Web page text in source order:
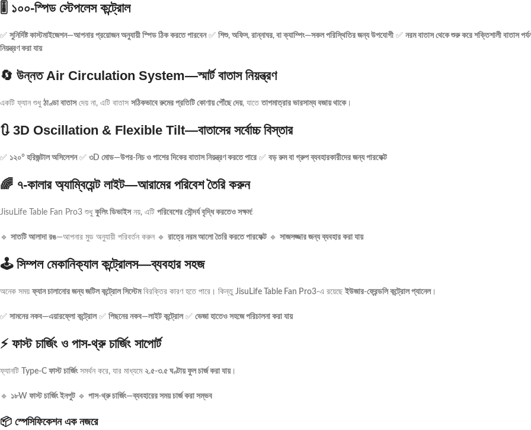
🎚️ ১০০-স্পিড স্টেপলেস কন্ট্রোল
✅ সুনির্দিষ্ট কাস্টমাইজেশন—আপনার প্রয়োজন অনুযায়ী স্পিড ঠিক করতে পারবেন✅ শিশু, অফিস, রান্নাঘর, বা ক্যাম্পিং—সকল পরিস্থিতির জন্য উপযোগী ✅ নরম বাতাস থেকে শুরু করে শক্তিশালী বাতাস
নিয়ন্ত্রণ করা যায়
🔄 উন্নত Air Circulation System—স্মার্ট বাতাস নিয়ন্ত্রণ
একটি ফ্যান শুধু ঠাণ্ডা বাতাসদেয় না, এটি বাতাস সঠিকভাবে রুমের প্রতিটি কোণায় পৌঁছে দেয়, যাতেতাপমাত্রার ভারসাম্য বজায় থাকে।
🔃 3D Oscillation & Flexible Tilt—বাতাসের সর্বোচ্চ বিস্তার
✅ ১২০° হরিজন্টাল অসিলেশন✅ ৩D মোড—উপর-নিচ ও পাশের দিকের বাতাস নিয়ন্ত্রণ করতে পারে ✅ বড় রুম বা গ্রুপ ব্যবহারকারীদের জন্য পারফেক্ট
🌈 ৭-কালার অ্যাম্বিয়েন্ট লাইট—আরামের পরিবেশ তৈরি করুন
JisuLife Table Fan Pro3 শুধু কুলিং ডিভাইসনয়, এটি পরিবেশের সৌন্দর্য বৃদ্ধি করতেও সক্ষম!
🔹 সাতটি আলাদা রঙ—আপনার মুড অনুযায়ী পরিবর্তন করুন 🔹 রাত্রে নরম আলো তৈরি করতে পারফেক্ট 🔹 সাজসজ্জার জন্য ব্যবহার করা যায়
🕹️ সিম্পল মেকানিক্যাল কন্ট্রোলস—ব্যবহার সহজ
অনেক সময়ফ্যান চালানোর জন্য জটিল কন্ট্রোল সিস্টেমবিরক্তির কারণ হতে পারে। কিন্তু JisuLife Table Fan Pro3-এ রয়েছে ইউজার-ফ্রেন্ডলি কন্ট্রোল প্যানেল।
✅ সামনের নকব—এয়ারফ্লো কন্ট্রোল✅ পিছনের নকব—লাইট কন্ট্রোল✅ ভেজা হাতেও সহজে পরিচালনা করা যায়
⚡ ফাস্ট চার্জিং ও পাস-থ্রু চার্জিং সাপোর্ট
ফ্যানটি Type-C ফাস্ট চার্জিংসমর্থন করে, যার মাধ্যমে ২.৫-৩.৫ ঘণ্টায় ফুল চার্জ করা যায়।
🔹 ১৮W ফাস্ট চার্জিং ইনপুট 🔹 পাস-থ্রু চার্জিং—ব্যবহারের সময় চার্জ করা সম্ভব
📦 স্পেসিফিকেশন এক নজরে